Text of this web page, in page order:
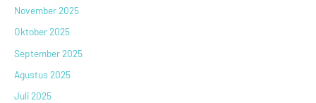
November 2025
Oktober 2025
September 2025
Agustus 2025
Juli 2025